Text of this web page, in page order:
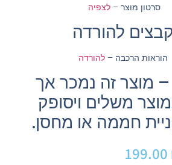
סרטון מוצר – לצפיה
קבצים להורדה
הוראות הרכבה – להורדה
מוצר זה נמכר אך
משלים ויסופק
חממה או מחסן.
199.00